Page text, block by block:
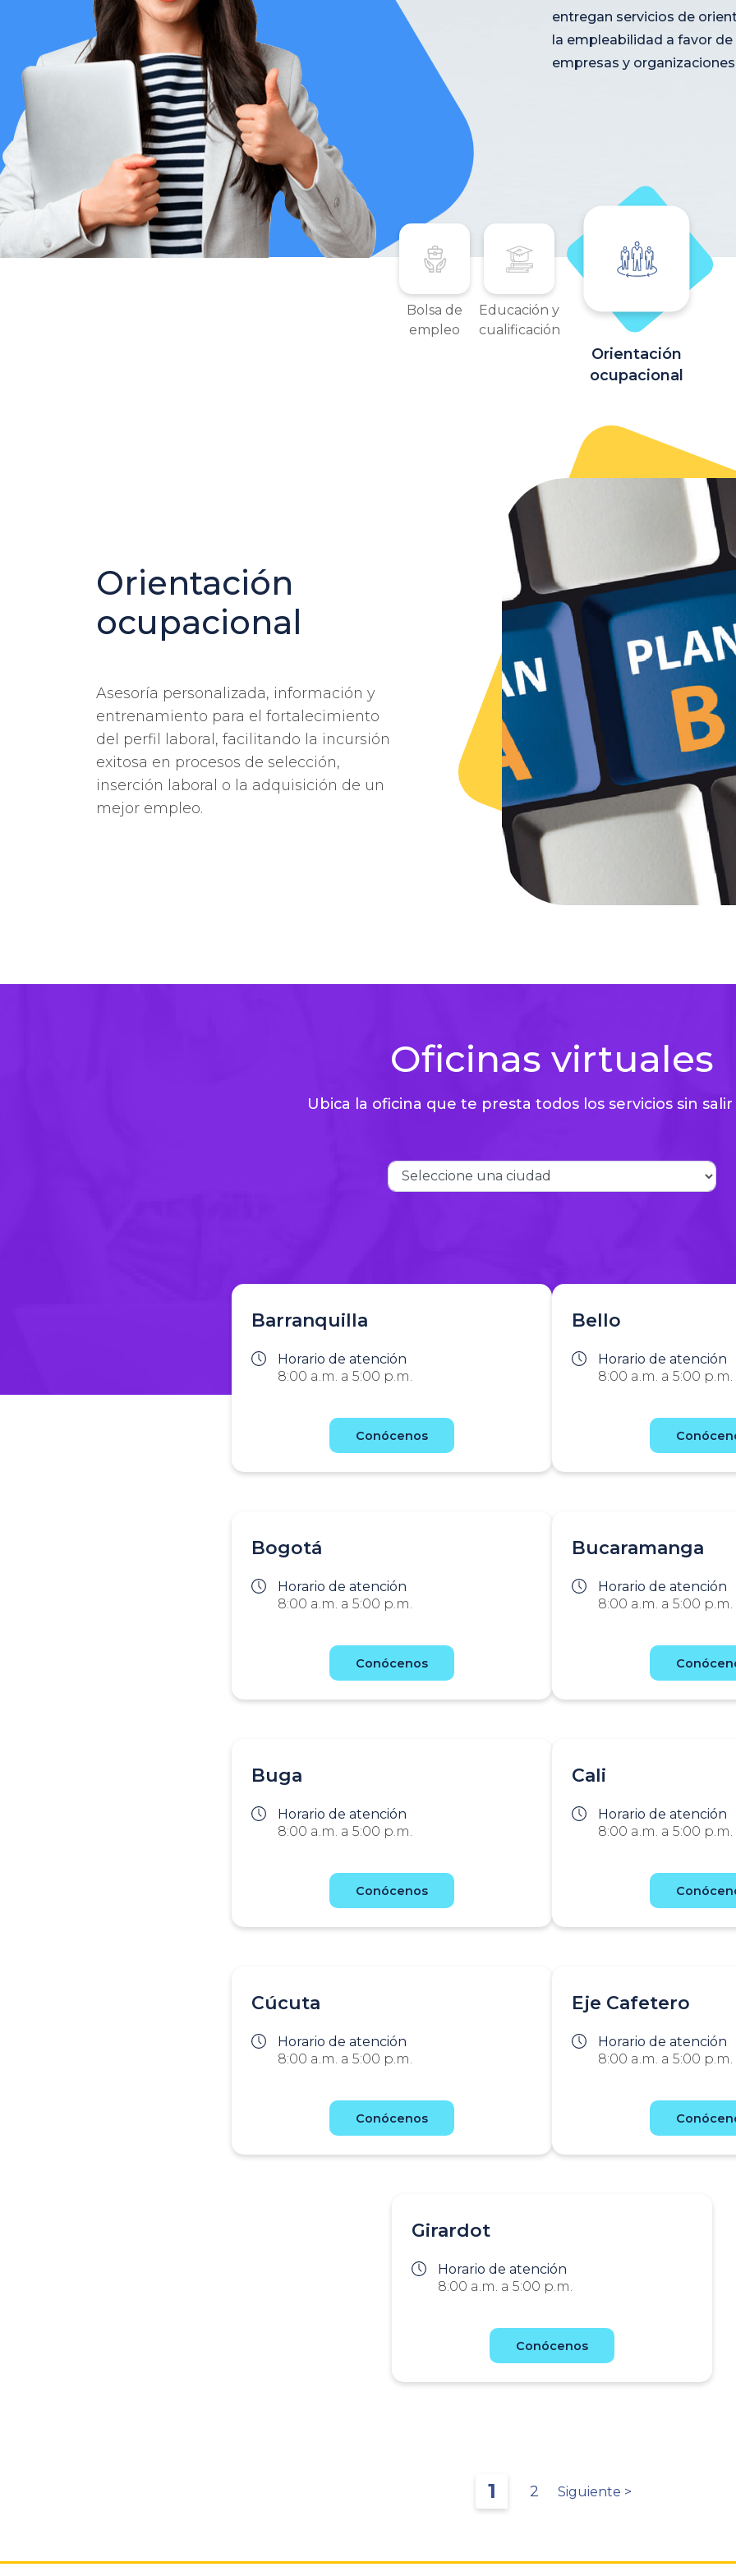
entregan servicios de
la empleabilidad a favor
empresas y
Empleabilidad
Bolsa de
empleo
Educación y
cualificación
Orientación
ocupacional
Orientación
ocupacional
Asesoría personalizada, información y
entrenamiento para el fortalecimiento
del perfil laboral, facilitando la incursión
exitosa en procesos de selección,
inserción laboral o la adquisición de un
mejor empleo.
Oficinas virtuales
Ubica la oficina que te presta todos los servicios sin salir
Barranquilla
Horario de atención
8:00 a.m. a 5:00 p.m.
Conócenos
Bello
Horario de atención
8:00 a.m. a 5:00 p.m.
Bogotá
Horario de atención
8:00 a.m. a 5:00 p.m.
Conócenos
Bucaramanga
Horario de atención
8:00 a.m. a 5:00 p.m.
Buga
Horario de atención
8:00 a.m. a 5:00 p.m.
Conócenos
Cali
Horario de atención
8:00 a.m. a 5:00 p.m.
Cúcuta
Horario de atención
8:00 a.m. a 5:00 p.m.
Conócenos
Eje Cafetero
Horario de atención
8:00 a.m. a 5:00 p.m.
Girardot
Horario de atención
8:00 a.m. a 5:00 p.m.
Conócenos
Página
actual
1 Página
2
Siguiente
Siguiente >